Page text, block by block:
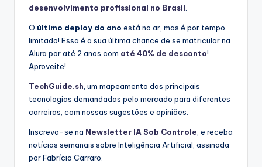
desenvolvimento profissional no Brasil
O último deploy do ano está no ar, mas é por tempo
limitado! Essa é a sua última chance de se matricular na
Alura por até 2 anos com até 40% de desconto!
Aproveite!
TechGuide.sh , um mapeamento das principais
tecnologias demandadas pelo mercado para diferentes
carreiras, com nossas sugestões e opiniões.
Inscreva-se na Newsletter IA Sob Controle , e receba
notícias semanais sobre Inteligência Artificial, assinada
por Fabrício Carraro.